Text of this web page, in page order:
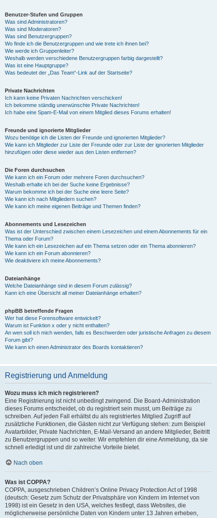
Benutzer-Stufen und Gruppen
Was sind Administratoren?
Was sind Moderatoren?
Was sind Benutzergruppen?
Wo finde ich die Benutzergruppen und wie trete ich ihnen bei?
Wie werde ich Gruppenleiter?
Weshalb werden verschiedene Benutzergruppen farbig dargestellt?
Was ist eine Hauptgruppe?
Was bedeutet der „Das Team“-Link auf der Startseite?
Private Nachrichten
Ich kann keine Privaten Nachrichten verschicken!
Ich bekomme ständig unerwünschte Private Nachrichten!
Ich habe eine Spam-E-Mail von einem Mitglied dieses Forums erhalten!
Freunde und ignorierte Mitglieder
Wozu benötige ich die Listen der Freunde und ignorierten Mitglieder?
Wie kann ich Mitglieder zur Liste der Freunde oder zur Liste der ignorierten Mitglieder
hinzufügen oder diese wieder aus den Listen entfernen?
Die Foren durchsuchen
Wie kann ich ein Forum oder mehrere Foren durchsuchen?
Weshalb erhalte ich bei der Suche keine Ergebnisse?
Warum bekomme ich bei der Suche eine leere Seite?
Wie kann ich nach Mitgliedern suchen?
Wie kann ich meine eigenen Beiträge und Themen finden?
Abonnements und Lesezeichen
Was ist der Unterschied zwischen einem Lesezeichen und einem Abonnements für ein
Thema oder Forum?
Wie kann ich ein Lesezeichen auf ein Thema setzen oder ein Thema abonnieren?
Wie kann ich ein Forum abonnieren?
Wie deaktiviere ich meine Abonnements?
Dateianhänge
Welche Dateianhänge sind in diesem Forum zulässig?
Kann ich eine Übersicht all meiner Dateianhänge erhalten?
phpBB betreffende Fragen
Wer hat diese Forensoftware entwickelt?
Warum ist Funktion x oder y nicht enthalten?
An wen soll ich mich wenden, falls es Beschwerden oder juristische Anfragen zu diesem
Forum gibt?
Wie kann ich einen Administrator des Boards kontaktieren?
Registrierung und Anmeldung
Wozu muss ich mich registrieren?
Eine Registrierung ist nicht unbedingt zwingend. Die Board-Administration
dieses Forums entscheidet, ob du registriert sein musst, um Beiträge zu
schreiben. Auf jeden Fall erhältst du als registriertes Mitglied Zugriff auf
zusätzliche Funktionen, die Gästen nicht zur Verfügung stehen: zum Beispiel
Avatarbilder, Private Nachrichten, E-Mail-Versand an andere Mitglieder, Beitritt
zu Benutzergruppen und so weiter. Wir empfehlen dir eine Anmeldung, da sie
schnell erledigt ist und dir zahlreiche Vorteile bietet.
Nach oben
Was ist COPPA?
COPPA, ausgeschrieben Children’s Online Privacy Protection Act of 1998
(deutsch: Gesetz zum Schutz der Privatsphäre von Kindern im Internet von
1998) ist ein Gesetz in den USA, welches festlegt, dass Websites, die
möglicherweise persönliche Daten von Kindern unter 13 Jahren erheben,